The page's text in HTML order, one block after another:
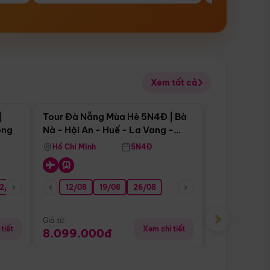
Xem tất cả
08 26/08 05/09 09/09 12/09
tiết
Điểm nổi bật
Tour Đà Nẵng Mùa Hè 5N4Đ | Bà
Nà - Hội An - Huế - La Vang -
Động Thiên Đường
Hồ Chí Minh 5N4Đ
12/08 19/08 26/08
Giá từ:
8.099.000đ Xem chi tiết
Giá từ:
›